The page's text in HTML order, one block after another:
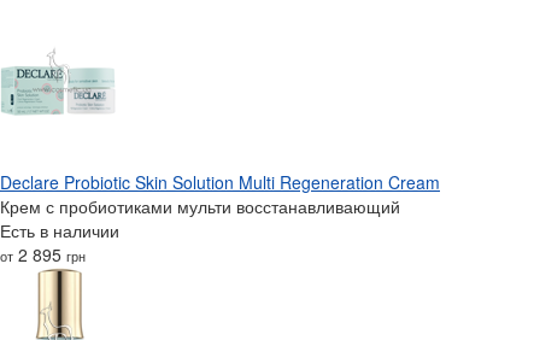
Declare Probiotic Skin Solution Multi Regeneration Cream
Крем с пробиотиками мульти восстанавливающий
Есть в наличии
от 2 895 грн